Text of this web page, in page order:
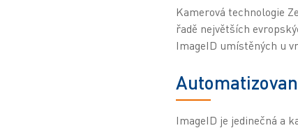
Kamerová technologie
řadě největších
ImageID umístěných u
ImageID je jedinečná a